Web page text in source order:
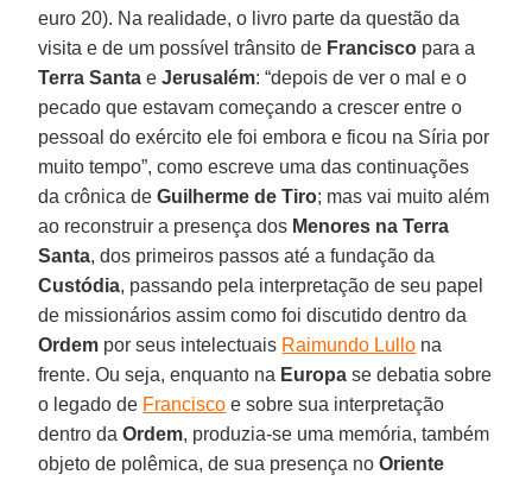
euro 20). Na realidade, o livro parte da questão da
visita e de um possível trânsito de Francisco para a
Terra Santa eJerusalém: “depois de ver o mal e o
pecado que estavam começando a crescer entre o
pessoal do exército ele foi embora e ficou na Síria por
muito tempo”, como escreve uma das continuações
da crônica deGuilherme de Tiro; mas vai muito além
ao reconstruir a presença dos Menores na Terra
Santa, dos primeiros passos até a fundação da
Custódia, passando pela interpretação de seu papel
de missionários assim como foi discutido dentro da
Ordem por seus intelectuais Raimundo Lullo na
frente. Ou seja, enquanto na Europa se debatia sobre
o legado de Francisco e sobre sua interpretação
dentro daOrdem, produzia-se uma memória, também
objeto de polêmica, de sua presença noOriente